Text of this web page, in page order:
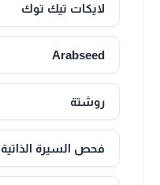
لايكات تيك توك
Arabseed
روشتة
فحص السيرة الذاتية ATS